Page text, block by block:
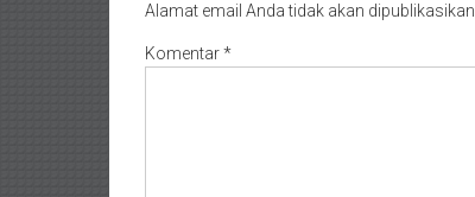
Alamat email Anda tidak akan dipublikasikan.
Komentar*